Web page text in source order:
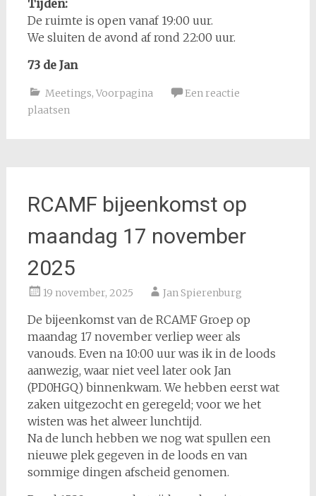
Tijden:
De ruimte is open vanaf 19:00 uur.
We sluiten de avond af rond 22:00 uur.
73 de Jan
Meetings, Voorpagina
Een reactie
plaatsen
RCAMF bijeenkomst op
maandag 17 november
2025
19 november, 2025 Jan Spierenburg
De bijeenkomst van de RCAMF Groep op
maandag 17 november verliep weer als
vanouds. Even na 10:00 uur was ik in de loods
aanwezig, waar niet veel later ook Jan
(PD0HGQ) binnenkwam. We hebben eerst wat
zaken uitgezocht en geregeld; voor we het
wisten was het alweer lunchtijd.
Na de lunch hebben we nog wat spullen een
nieuwe plek gegeven in de loods en van
sommige dingen afscheid genomen.